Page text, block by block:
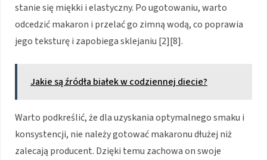
stanie się miękki i elastyczny. Po ugotowaniu, warto
odcedzić makaron i przelać go zimną wodą, co poprawia
jego teksturę i zapobiega sklejaniu [2][8].
Jakie są źródła białek w codziennej diecie?
Warto podkreślić, że dla uzyskania optymalnego smaku i
konsystencji, nie należy gotować makaronu dłużej niż
zalecają producent. Dzięki temu zachowa on swoje